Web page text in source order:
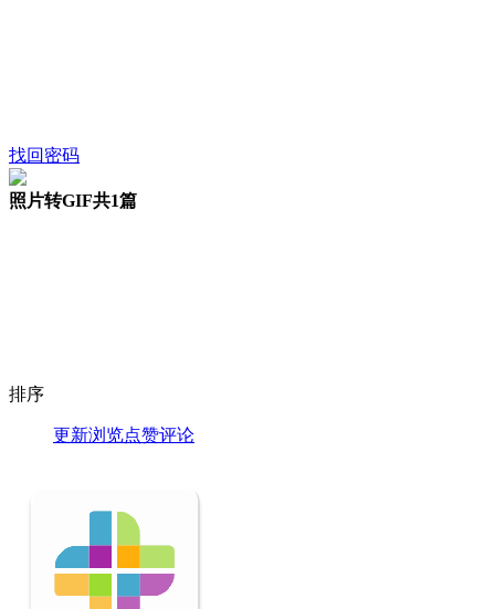
找回密码
照片转GIF共1篇
排序
更新浏览点赞评论